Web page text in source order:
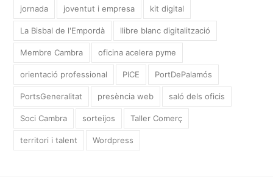
jornada joventut i empresa kit digital
La Bisbal de l'Empordà llibre blanc digitalització
Membre Cambra oficina acelera pyme
orientació professional PICE PortDePalamós
PortsGeneralitat presència web saló dels oficis
Soci Cambra sorteijos Taller Comerç
territori i talent Wordpress